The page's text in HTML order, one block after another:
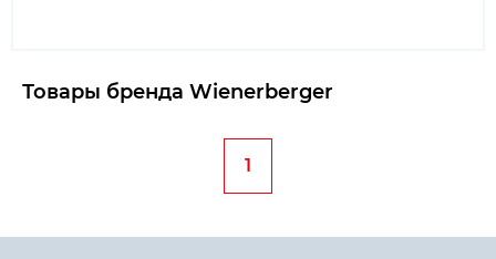
Товары бренда Wienerberger
1